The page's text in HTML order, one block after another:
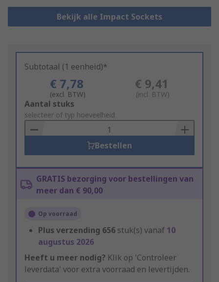
Bekijk alle Impact Sockets
Subtotaal (1 eenheid)*
€ 7,78
(excl. BTW)
€ 9,41
(incl. BTW)
Add
to
Basket
Aantal stuks
selecteer of typ hoeveelheid
Bestellen
GRATIS bezorging voor bestellingen van
meer dan € 90,00
Op voorraad
Plus verzending 656 stuk(s) vanaf 10
augustus 2026
Heeft u meer nodig? Klik op 'Controleer
leverdata' voor extra voorraad en levertijden.